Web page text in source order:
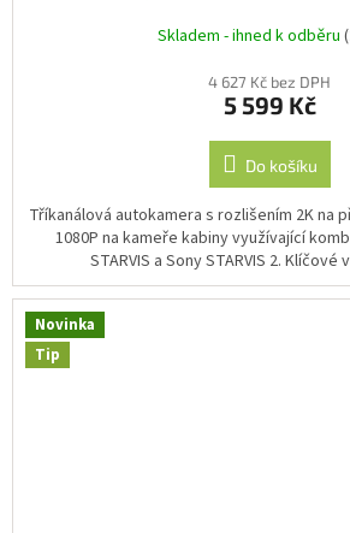
Skladem - ihned k odběru
4 627 Kč bez DPH
5 599 Kč
Do košíku
Tříkanálová autokamera s rozlišením 2K na
1080P na kameře kabiny využívající
STARVIS a Sony STARVIS 2. Klíčové
Novinka
Tip